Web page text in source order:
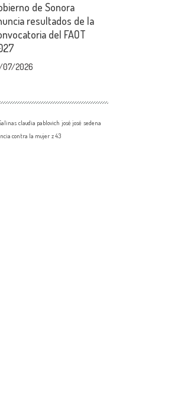
de Sonora
resultados de la
del FAOT
07/2026
claudia pablovich josé josé sedena
contra la mujer z 43